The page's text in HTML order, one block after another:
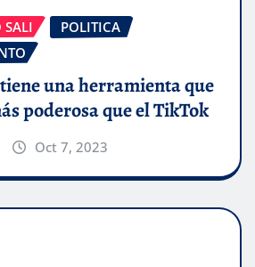
SALI
POLITICA
una herramienta que
poderosa que el TikTok
Oct 7, 2023